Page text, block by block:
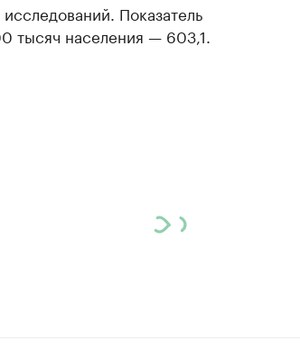
Показатель
тысяч населения — 603,1.